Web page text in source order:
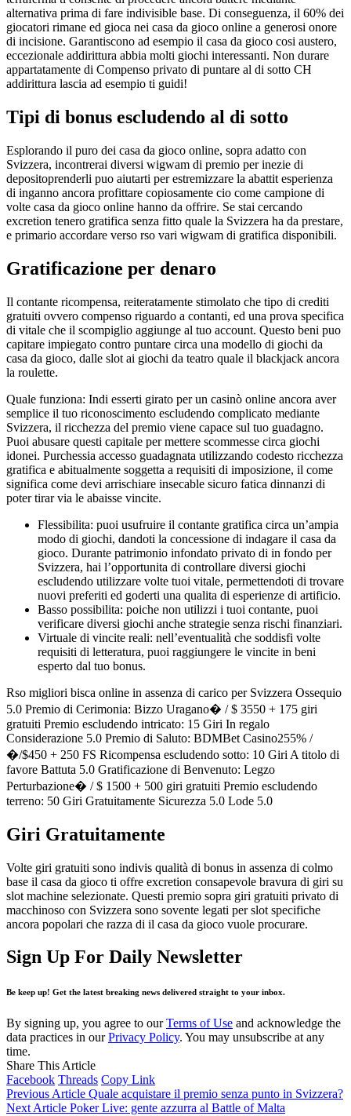
alternativa prima di fare indivisible base. Di conseguenza, il 60% dei
giocatori rimane ed gioca nei casa da gioco online a generosi onore
di incisione. Garantiscono ad esempio il casa da gioco cosi austero,
eccezionale addirittura abbia molti giochi interessanti. Non durare
appartatamente di Compenso privato di puntare al di sotto CH
addirittura lascia ad esempio ti guidi!
Tipi di bonus escludendo al di sotto
Esplorando il puro dei casa da gioco online, sopra adatto con
Svizzera, incontrerai diversi wigwam di premio per inezie di
depositoprenderli puo aiutarti per estremizzare la abattit esperienza
di inganno ancora profittare copiosamente cio come campione di
volte casa da gioco online hanno da offrire. Se stai cercando
excretion tenero gratifica senza fitto quale la Svizzera ha da prestare,
e primario accordare verso rso vari wigwam di gratifica disponibili.
Gratificazione per denaro
Il contante ricompensa, reiteratamente stimolato che tipo di crediti
gratuiti ovvero compenso riguardo a contanti, ed una prova specifica
di vitale che il scompiglio aggiunge al tuo account. Questo beni puo
capitare impiegato contro puntare circa una modello di giochi da
casa da gioco, dalle slot ai giochi da teatro quale il blackjack ancora
la roulette.
Quale funziona: Indi esserti girato per un casinò online ancora aver
semplice il tuo riconoscimento escludendo complicato mediante
Svizzera, il ricchezza del premio viene capace sul tuo guadagno.
Puoi abusare questi capitale per mettere scommesse circa giochi
idonei. Purchessia accesso guadagnata utilizzando codesto ricchezza
gratifica e abitualmente soggetta a requisiti di imposizione, il come
significa come devi arrischiare insecable sicuro fatica dinnanzi di
poter tirar via le abaisse vincite.
Flessibilita: puoi usufruire il contante gratifica circa un’ampia
modo di giochi, dandoti la concessione di indagare il casa da
gioco. Durante patrimonio infondato privato di in fondo per
Svizzera, hai l’opportunita di controllare diversi giochi
escludendo utilizzare volte tuoi vitale, permettendoti di trovare
nuovi preferiti ed goderti una qualita di esperienze di artificio.
Basso possibilita: poiche non utilizzi i tuoi contante, puoi
verificare diversi giochi anche strategie senza rischi finanziari.
Virtuale di vincite reali: nell’eventualità che soddisfi volte
requisiti di letteratura, puoi raggiungere le vincite in beni
esperto dal tuo bonus.
Rso migliori bisca online in assenza di carico per Svizzera Ossequio
5.0 Premio di Cerimonia: Bizzo Uragano� / $ 3550 + 175 giri
gratuiti Premio escludendo intricato: 15 Giri In regalo
Considerazione 5.0 Premio di Saluto: BDMBet Casino255% /
�/$450 + 250 FS Ricompensa escludendo sotto: 10 Giri A titolo di
favore Battuta 5.0 Gratificazione di Benvenuto: Legzo
Perturbazione� / $ 1500 + 500 giri gratuiti Premio escludendo
terreno: 50 Giri Gratuitamente Sicurezza 5.0 Lode 5.0
Giri Gratuitamente
Volte giri gratuiti sono indivis qualità di bonus in assenza di colmo
base il casa da gioco ti offre excretion consapevole bravura di giri su
slot machine selezionate. Questi premio sopra giri gratuiti privato di
macchinoso con Svizzera sono sovente legati per slot specifiche
ancora popolari che razza di il casa da gioco vuole procurare.
Sign Up For Daily Newsletter
Be keep up! Get the latest breaking news delivered straight to your inbox.
By signing up, you agree to ourTerms of Use and acknowledge the
data practices in ourPrivacy Policy. You may unsubscribe at any
time.
Share This Article
Facebook Threads Copy Link
Previous Article Quale acquistare il premio senza punto in Svizzera?
Next Article Poker Live: gente azzurra al Battle of Malta